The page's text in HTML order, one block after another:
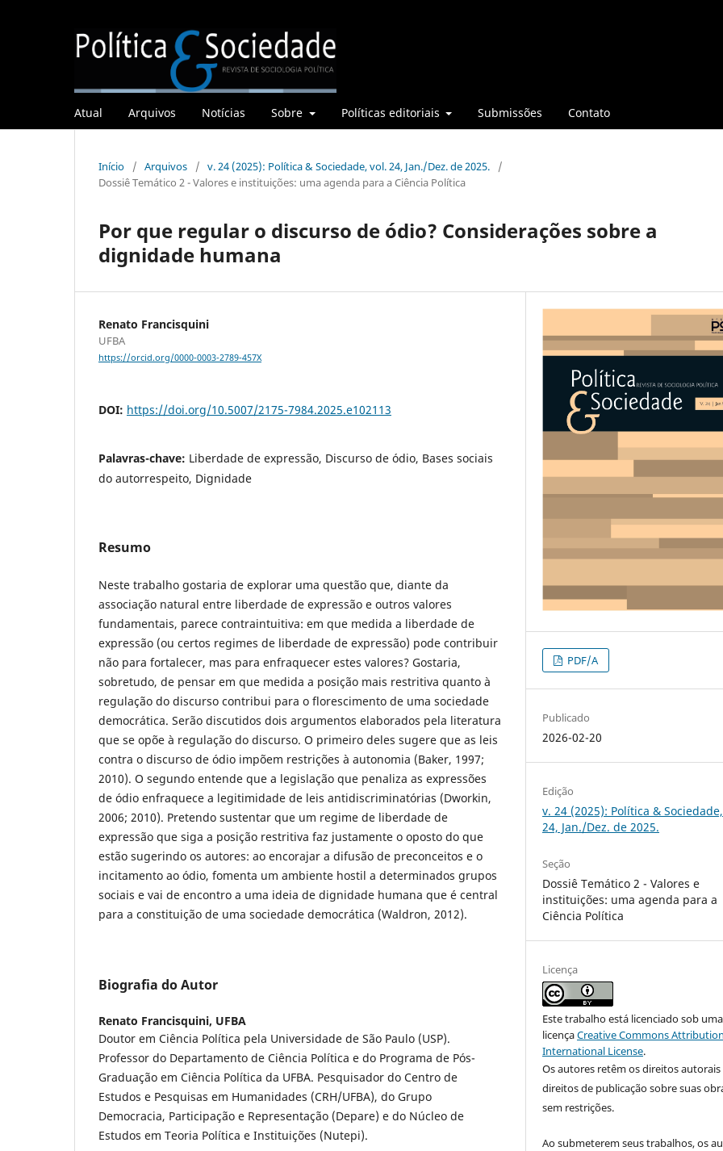
Atual Arquivos Notícias Sobre Políticas editoriais Submissões Contato
Início / Arquivos / v. 24 (2025): Política & Sociedade, vol. 24, Jan./Dez. de 2025.
/
Dossiê Temático 2 - Valores e instituições: uma agenda para a Ciência Política
Por que regular o discurso de ódio? Considerações sobre a
dignidade humana
Renato Francisquini
UFBA
https://orcid.org/0000-0003-2789-457X
DOI: https://doi.org/10.5007/2175-7984.2025.e102113
Palavras-chave: Liberdade de expressão, Discurso de ódio, Bases sociais
do autorrespeito, Dignidade
Resumo
Neste trabalho gostaria de explorar uma questão que, diante da
associação natural entre liberdade de expressão e outros valores
fundamentais, parece contraintuitiva: em que medida a liberdade de
expressão (ou certos regimes de liberdade de expressão) pode contribuir
não para fortalecer, mas para enfraquecer estes valores? Gostaria,
sobretudo, de pensar em que medida a posição mais restritiva quanto à
regulação do discurso contribui para o florescimento de uma sociedade
democrática. Serão discutidos dois argumentos elaborados pela literatura
que se opõe à regulação do discurso. O primeiro deles sugere que as leis
contra o discurso de ódio impõem restrições à autonomia (Baker, 1997;
2010). O segundo entende que a legislação que penaliza as expressões
de ódio enfraquece a legitimidade de leis antidiscriminatórias (Dworkin,
2006; 2010). Pretendo sustentar que um regime de liberdade de
expressão que siga a posição restritiva faz justamente o oposto do que
estão sugerindo os autores: ao encorajar a difusão de preconceitos e o
incitamento ao ódio, fomenta um ambiente hostil a determinados grupos
sociais e vai de encontro a uma ideia de dignidade humana que é central
para a constituição de uma sociedade democrática (Waldron, 2012).
Biografia do Autor
Renato Francisquini, UFBA
Doutor em Ciência Política pela Universidade de São Paulo (USP).
Professor do Departamento de Ciência Política e do Programa de Pós-
Graduação em Ciência Política da UFBA. Pesquisador do Centro de
Estudos e Pesquisas em Humanidades (CRH/UFBA), do Grupo
Democracia, Participação e Representação (Depare) e do Núcleo de
Estudos em Teoria Política e Instituições (Nutepi).
PDF/A
Publicado
2026-02-20
Edição
v. 24 (2025): Política &
24, Jan./Dez. de 2025.
Seção
Dossiê Temático 2 - Valores e
instituições: uma agenda para a
Ciência Política
Licença
Este trabalho está licenciado sob uma
licençaCreative Commons
International License.
Os autores retêm os direitos autorais
direitos de publicação sobre suas
sem restrições.
Ao submeterem seus trabalhos, os